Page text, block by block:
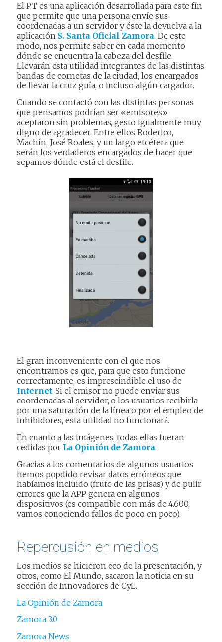
El PT es una aplicación desarrollada para este fin
que permite que una persona envíe sus
coordenadas a un servidor y éste la devuelva a la
aplicación S. Santa Oficial Zamora. De este
modo, nos permite saber en cada momento
dónde se encuentra la cabeza del desfile.
Llevarán esta utilidad integrantes de las distintas
bandas de cornetas de la ciudad, los encargados
de llevar la cruz guía, o incluso algún cargador.
Cuando se contactó con las distintas personas
que pensamos podrían ser «emisores»
aceptaron sin problemas, gesto igualmente muy
digno de agradecer. Entre ellos Roderico,
Machín, José Roales, y un largo etcétera que
serán los verdaderos encargados de hacer que
sepamos dónde está el desfile.
El gran inconveniente con el que nos
encontramos es que, para que esto funcione
correctamente, es imprescindible el uso de
Internet. Si el emisor no puede enviar sus
coordenadas al servidor, o los usuarios recibirla
por una saturación de la línea o por el empleo de
inhibidores, esta utilidad no funcionará.
En cuanto a las imágenes, todas ellas fueran
cedidas por La Opinión de Zamora.
Gracias a los comentarios de algunos usuarios
hemos popdido revisar datos erróneos que
habíamos incluido (fruto de las prisas) y de pulir
errores que la APP genera en algunos
dispositivos (es compatible con más de 4.600,
vamos conociendo fallos de poco en poco).
Repercusión en medios
Los medios se hicieron eco de la presentación, y
otros, como El Mundo, sacaron la noticia en su
sección de Innovadores de CyL.
La Opinión de Zamora
Zamora 3.0
Zamora News